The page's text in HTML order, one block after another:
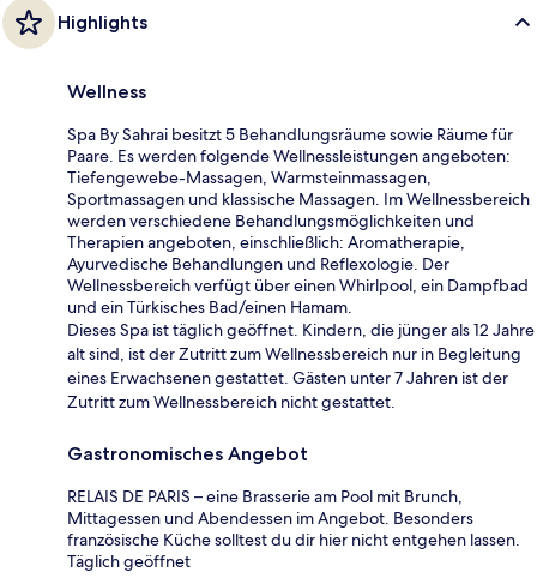
Highlights
Wellness
Spa By Sahrai besitzt 5 Behandlungsräume sowie Räume für
Paare. Es werden folgende Wellnessleistungen angeboten:
Tiefengewebe-Massagen, Warmsteinmassagen,
Sportmassagen und klassische Massagen. Im Wellnessbereich
werden verschiedene Behandlungsmöglichkeiten und
Therapien angeboten, einschließlich: Aromatherapie,
Ayurvedische Behandlungen und Reflexologie. Der
Wellnessbereich verfügt über einen Whirlpool, ein Dampfbad
und ein Türkisches Bad/einen Hamam.
Dieses Spa ist täglich geöffnet. Kindern, die jünger als 12 Jahre
alt sind, ist der Zutritt zum Wellnessbereich nur in Begleitung
eines Erwachsenen gestattet. Gästen unter 7 Jahren ist der
Zutritt zum Wellnessbereich nicht gestattet.
Gastronomisches Angebot
RELAIS DE PARIS – eine Brasserie am Pool mit Brunch,
Mittagessen und Abendessen im Angebot. Besonders
französische Küche solltest du dir hier nicht entgehen lassen.
Täglich geöffnet